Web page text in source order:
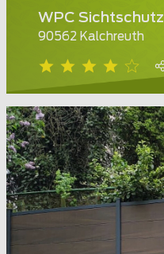
WPC Sichtschutz
90562 Kalchreuth